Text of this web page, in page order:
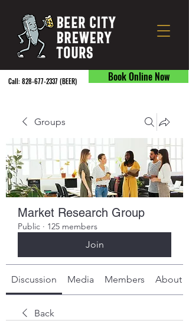
Book Online Now
Call:828-677-2337(BEER) ​
Groups
Market Research Group
Public · 125 members
Join
Discussion Media Members About
Back